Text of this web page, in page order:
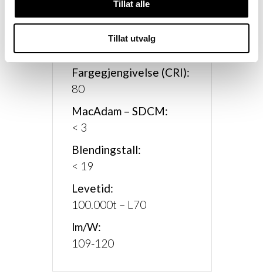
Tillat alle
Tillat utvalg
2800-3600
Fargetemperatur (K):
3000/4000/6500
Fargegjengivelse (CRI):
80
MacAdam – SDCM:
< 3
Blendingstall:
< 19
Levetid:
100.000t – L70
lm/W:
109-120